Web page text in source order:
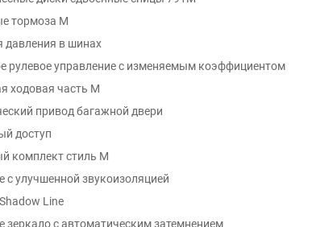
тормоза M
давления в шинах
рулевое управление с изменяемым коэффициентом
ходовая часть M
привод багажной двери
доступ
комплект стиль M
с улучшенной звукоизоляцией
Line
зеркало с автоматическим затемнением